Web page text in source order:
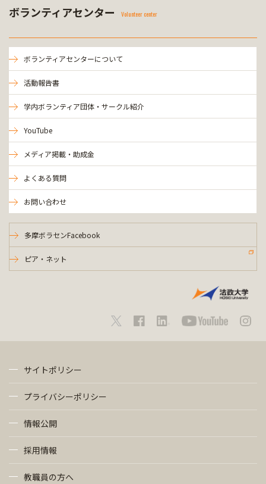
ボランティアセンター Volunteer center
ボランティアセンターについて
活動報告書
学内ボランティア団体・サークル紹介
YouTube
メディア掲載・助成金
よくある質問
お問い合わせ
多摩ボラセンFacebook
ピア・ネット
サイトポリシー
プライバシーポリシー
情報公開
採用情報
教職員の方へ